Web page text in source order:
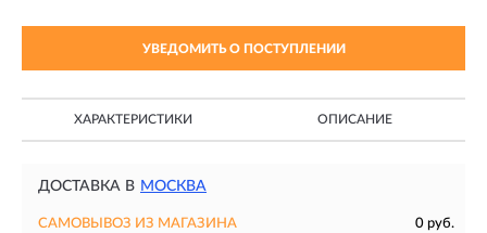
УВЕДОМИТЬ О ПОСТУПЛЕНИИ
ХАРАКТЕРИСТИКИ ОПИСАНИЕ
ДОСТАВКА В МОСКВА
САМОВЫВОЗ ИЗ МАГАЗИНА
0 руб.